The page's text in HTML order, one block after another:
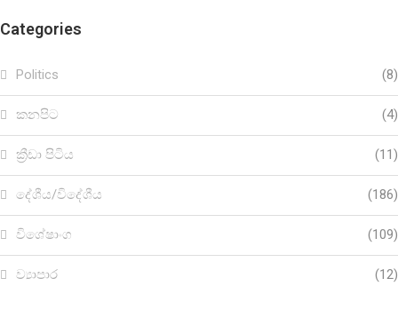
Categories
Politics (8)
කනපිට (4)
ක්‍රීඩා පිටිය (11)
දේශීය/විදේශීය (186)
විශේෂාංග (109)
ව්‍යාපාර (12)